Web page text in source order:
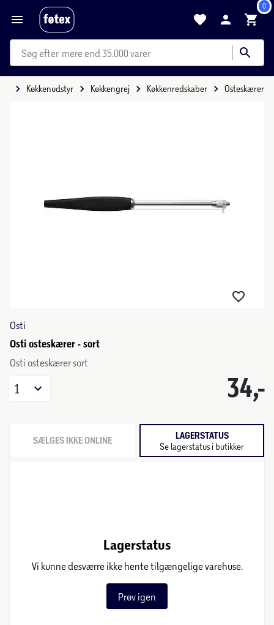
0
mere end 35.000 varer
Køkkenudstyr Køkkengrej Køkkenredskaber Osteskærer
Osti
Osti osteskærer - sort
Osti osteskærer sort
34,-
1
SÆLGES IKKE ONLINE LAGERSTATUS
Se lagerstatus i butikker
Lagerstatus
Vi kunne desværre ikke hente tilgængelige varehuse.
Prøv igen